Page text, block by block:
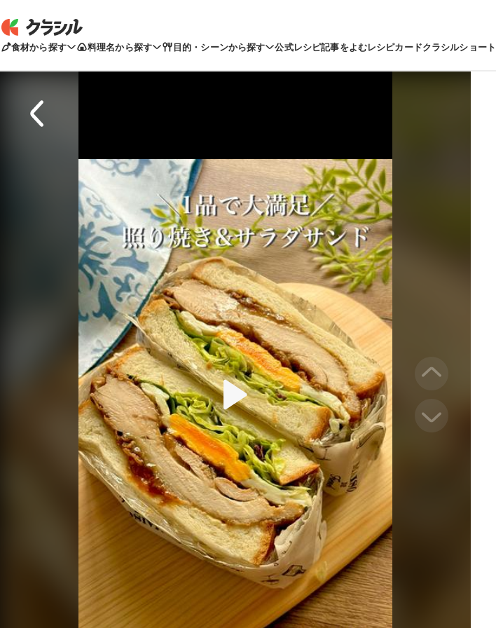
食材から探す 料理名から探す 目的・シーンから探す 公式レシピ記事をよむレシピカードクラシルショート